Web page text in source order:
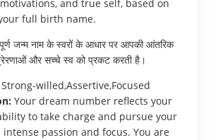
and true self, based on
full birth name.
जन्म नाम के स्वरों के आधार पर आपकी आंतरिक
और सच्चे स्व को प्रकट करती है।
Strong-willed,Assertive,Focused
Your dream number reflects your
to take charge and pursue your
intense passion and focus. You are